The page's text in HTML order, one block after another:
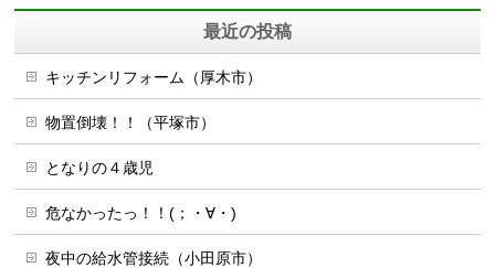
最近の投稿
キッチンリフォーム（厚木市）
物置倒壊！！（平塚市）
となりの４歳児
危なかったっ！！(；・∀・)
夜中の給水管接続（小田原市）